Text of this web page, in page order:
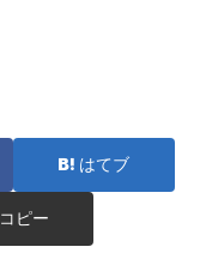
はてブ
コピー